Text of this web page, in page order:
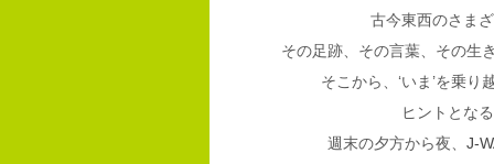
古今東西のさま
その足跡、その言葉、その生
そこから、‘いま’を乗
ヒントとな
週末の夕方から夜、 J-